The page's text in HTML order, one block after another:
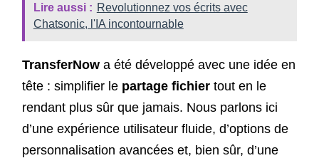
Lire aussi : Revolutionnez vos écrits avec
Chatsonic, l'IA incontournable
TransferNowa été développé avec une idée en
tête : simplifier le partage fichiertout en le
rendant plus sûr que jamais. Nous parlons ici
d’une expérience utilisateur fluide, d’options de
personnalisation avancées et, bien sûr, d’une